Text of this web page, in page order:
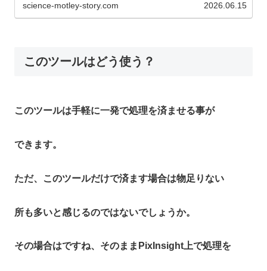
science-motley-story.com 2026.06.15
このツールはどう使う？
このツールは手軽に一発で処理を済ませる事が
できます。
ただ、このツールだけで済ます場合は物足りない
所も多いと感じるのではないでしょうか。
その場合はですね、そのままPixInsight上で処理を